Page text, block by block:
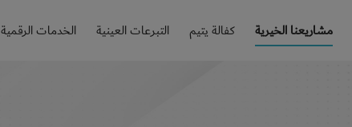
مشاريعنا الخيرية كفالة يتيم التبرعات العينية الخدمات الرقمية